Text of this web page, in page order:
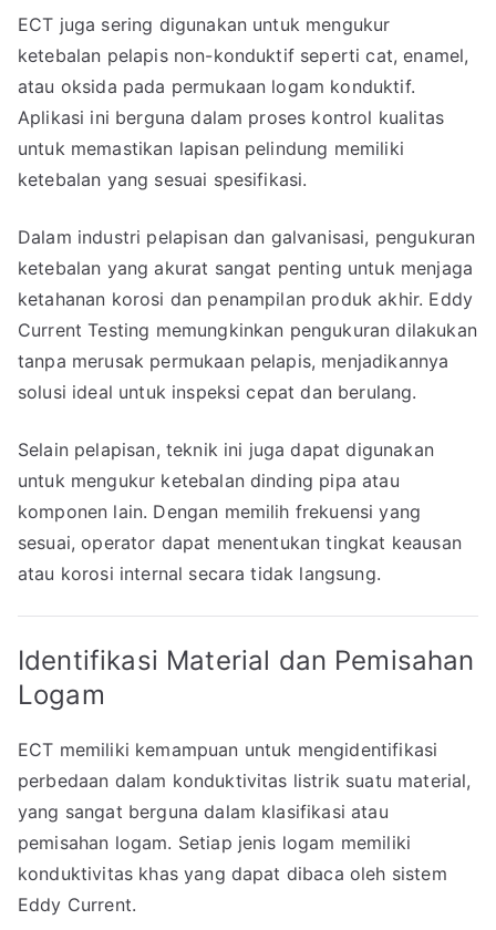
ECT juga sering digunakan untuk mengukur
ketebalan pelapis non-konduktif seperti cat, enamel,
atau oksida pada permukaan logam konduktif.
Aplikasi ini berguna dalam proses kontrol kualitas
untuk memastikan lapisan pelindung memiliki
ketebalan yang sesuai spesifikasi.
Dalam industri pelapisan dan galvanisasi, pengukuran
ketebalan yang akurat sangat penting untuk menjaga
ketahanan korosi dan penampilan produk akhir. Eddy
Current Testing memungkinkan pengukuran dilakukan
tanpa merusak permukaan pelapis, menjadikannya
solusi ideal untuk inspeksi cepat dan berulang.
Selain pelapisan, teknik ini juga dapat digunakan
untuk mengukur ketebalan dinding pipa atau
komponen lain. Dengan memilih frekuensi yang
sesuai, operator dapat menentukan tingkat keausan
atau korosi internal secara tidak langsung.
Identifikasi Material dan Pemisahan
Logam
ECT memiliki kemampuan untuk mengidentifikasi
perbedaan dalam konduktivitas listrik suatu material,
yang sangat berguna dalam klasifikasi atau
pemisahan logam. Setiap jenis logam memiliki
konduktivitas khas yang dapat dibaca oleh sistem
Eddy Current.